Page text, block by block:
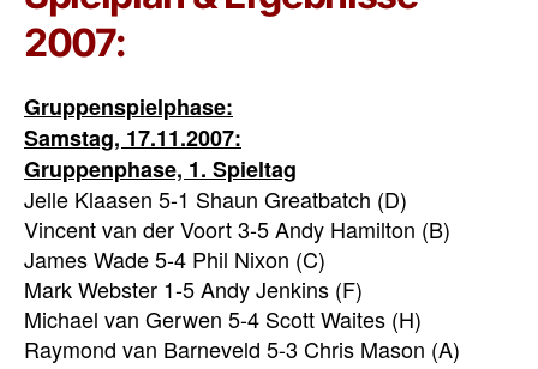
2007:
Gruppenspielphase:
Samstag, 17.11.2007:
Gruppenphase, 1. Spieltag
Jelle Klaasen 5-1 Shaun Greatbatch (D)
Vincent van der Voort 3-5 Andy Hamilton (B)
James Wade 5-4 Phil Nixon (C)
Mark Webster 1-5 Andy Jenkins (F)
Michael van Gerwen 5-4 Scott Waites (H)
Raymond van Barneveld 5-3 Chris Mason (A)